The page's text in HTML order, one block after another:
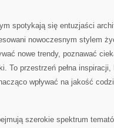
spotykają się entuzjaści
nowoczesnym stylem
nowe trendy, poznawać
To przestrzeń pełna
wpływać na jakość
szerokie spektrum